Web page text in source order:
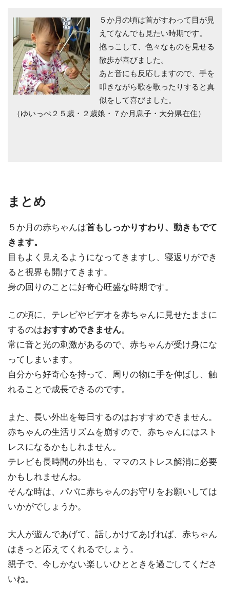
５か月の頃は首がすわって目が見
えてなんでも見たい時期です。
抱っこして、色々なものを見せる
散歩が喜びました。
あと音にも反応しますので、手を
叩きながら歌を歌ったりすると真
似をして喜びました。
（ゆいっぺ２５歳・２歳娘・７か月息子・大分県在住）
まとめ
５か月の赤ちゃんは首もしっかりすわり、動きもでて
きます。
目もよく見えるようになってきますし、寝返りができ
ると視界も開けてきます。
身の回りのことに好奇心旺盛な時期です。
この頃に、 テレビやビデオを赤ちゃんに見せたまま に
するのはおすすめできません。
常に音と光の刺激があるので、赤ちゃんが受け身にな
ってしまいます。
自分から好奇心を持って、周りの物に手を伸ばし、触
れることで成長できるのです。
また、 長い外出 を毎日するのはおすすめできません。
赤ちゃんの生活リズムを崩すので、赤ちゃんにはスト
レスになるかもしれません。
テレビも長時間の外出も、ママのストレス解消に必要
かもしれませんね。
そんな時は、 パパに赤ちゃんのお守りをお願い しては
いかがでしょうか。
大人が遊んであげて、話しかけてあげれば、赤ちゃん
はきっと応えてくれるでしょう。
親子で、今しかない楽しいひとときを過ごしてくださ
いね。